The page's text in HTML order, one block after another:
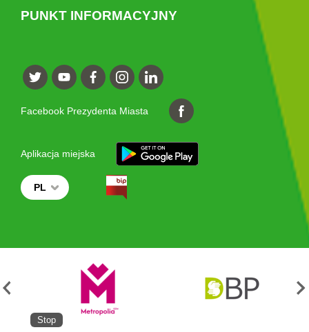
PUNKT INFORMACYJNY
Facebook Prezydenta Miasta
Aplikacja miejska
PL
Stop